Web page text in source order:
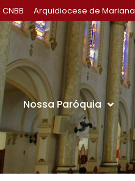
CNBB Arquidiocese de Mariana
Nossa Paróquia